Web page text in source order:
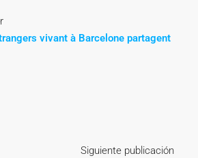
vivant à Barcelone partagent
Siguiente publicación